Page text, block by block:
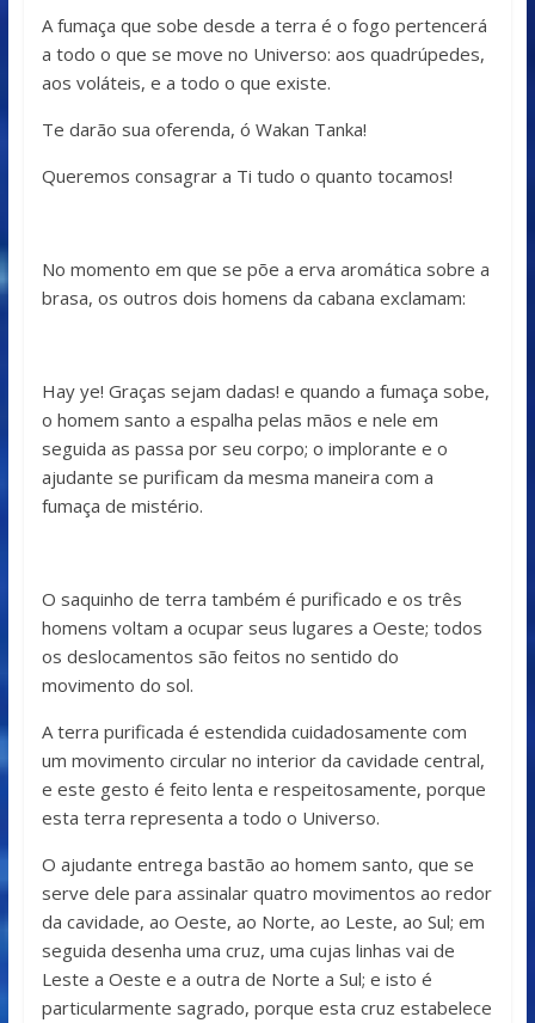
A fumaça que sobe desde a terra é o fogo pertencerá
a todo o que se move no Universo: aos quadrúpedes,
aos voláteis, e a todo o que existe.
Te darão sua oferenda, ó Wakan Tanka!
Queremos consagrar a Ti tudo o quanto tocamos!
No momento em que se põe a erva aromática sobre a
brasa, os outros dois homens da cabana exclamam:
Hay ye! Graças sejam dadas! e quando a fumaça sobe,
o homem santo a espalha pelas mãos e nele em
seguida as passa por seu corpo; o implorante e o
ajudante se purificam da mesma maneira com a
fumaça de mistério.
O saquinho de terra também é purificado e os três
homens voltam a ocupar seus lugares a Oeste; todos
os deslocamentos são feitos no sentido do
movimento do sol.
A terra purificada é estendida cuidadosamente com
um movimento circular no interior da cavidade central,
e este gesto é feito lenta e respeitosamente, porque
esta terra representa a todo o Universo.
O ajudante entrega bastão ao homem santo, que se
serve dele para assinalar quatro movimentos ao redor
da cavidade, ao Oeste, ao Norte, ao Leste, ao Sul; em
seguida desenha uma cruz, uma cujas linhas vai de
Leste a Oeste e a outra de Norte a Sul; e isto é
particularmente sagrado, porque esta cruz estabelece